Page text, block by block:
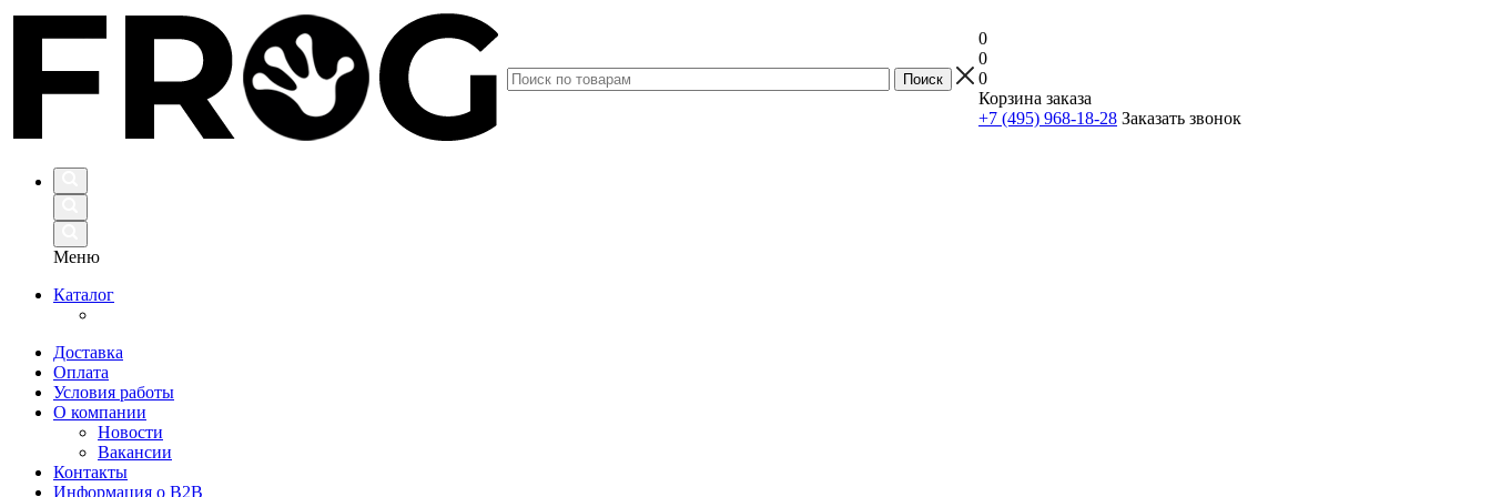
0
0
0
Корзина заказа
+7 (495) 968-18-28 Заказать звонок
Меню
Каталог
Доставка
Оплата
Условия работы
О компании
Новости
Вакансии
Контакты
Информация о B2B